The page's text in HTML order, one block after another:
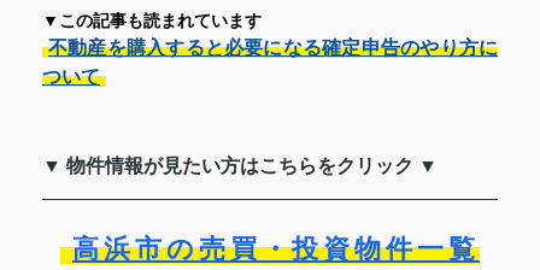
▼この記事も読まれています
不動産を購入すると必要になる確定申告のやり方に
ついて
▼ 物件情報が見たい方はこちらをクリック ▼
高浜市の売買・投資物件一覧